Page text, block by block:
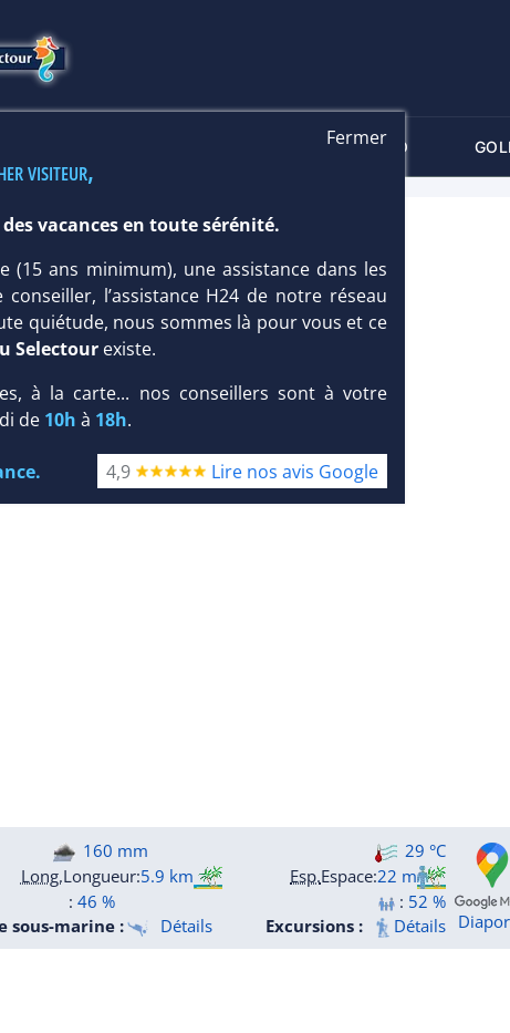
THALASSO
RESORT MALDIVES 4*
Île : Taillegrande/ TypeFamille ,Loisirs
160 mm
29 °C
Long.Longueur:5.9 km Esp.Espace:22 m
: 46 % : 52 %
sous-marine : Détails Excursions : Détails
Fermer
visiteur,
vacances en toute sérénité.
(15 ans minimum), une assistance dans les
l’assistance H24 de notre réseau
quiétude, nous sommes là pour vous et ce
Selectourexiste.
à la carte... nos conseillers sont à votre
de 10h à 18h.
4,9 Lire nos avis Google